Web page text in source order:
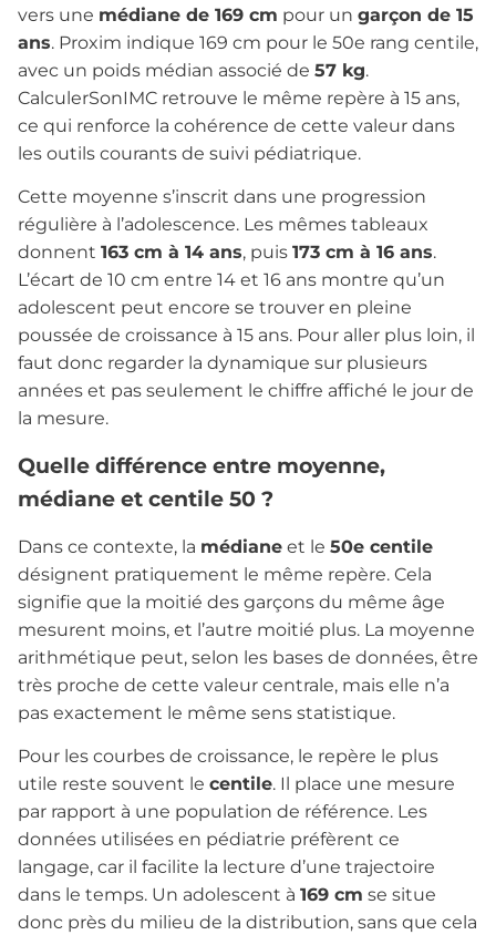
vers une médiane de 169 cm pour un garçon de 15
ans. Proxim indique 169 cm pour le 50e rang centile,
avec un poids médian associé de 57 kg.
CalculerSonIMC retrouve le même repère à 15 ans,
ce qui renforce la cohérence de cette valeur dans
les outils courants de suivi pédiatrique.
Cette moyenne s’inscrit dans une progression
régulière à l’adolescence. Les mêmes tableaux
donnent 163 cm à 14 ans, puis 173 cm à 16 ans.
L’écart de 10 cm entre 14 et 16 ans montre qu’un
adolescent peut encore se trouver en pleine
poussée de croissance à 15 ans. Pour aller plus loin, il
faut donc regarder la dynamique sur plusieurs
années et pas seulement le chiffre affiché le jour de
la mesure.
Quelle différence entre moyenne,
médiane et centile 50 ?
Dans ce contexte, la médiane et le 50e centile
désignent pratiquement le même repère. Cela
signifie que la moitié des garçons du même âge
mesurent moins, et l’autre moitié plus. La moyenne
arithmétique peut, selon les bases de données, être
très proche de cette valeur centrale, mais elle n’a
pas exactement le même sens statistique.
Pour les courbes de croissance, le repère le plus
utile reste souvent le centile. Il place une mesure
par rapport à une population de référence. Les
données utilisées en pédiatrie préfèrent ce
langage, car il facilite la lecture d’une trajectoire
dans le temps. Un adolescent à 169 cm se situe
donc près du milieu de la distribution, sans que cela